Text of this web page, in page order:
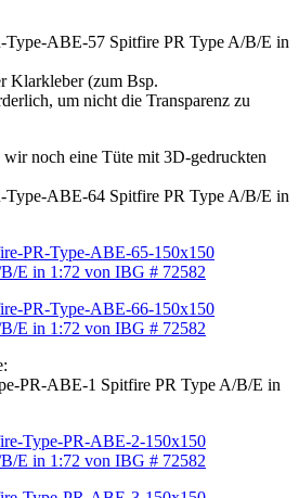
Klarkleber (zum Bsp.
um nicht die Transparenz zu
noch eine Tüte mit 3D-gedruckten